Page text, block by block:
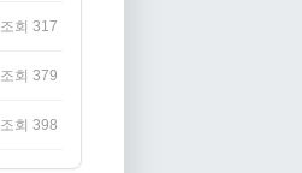
조회 317
조회 379
조회 398